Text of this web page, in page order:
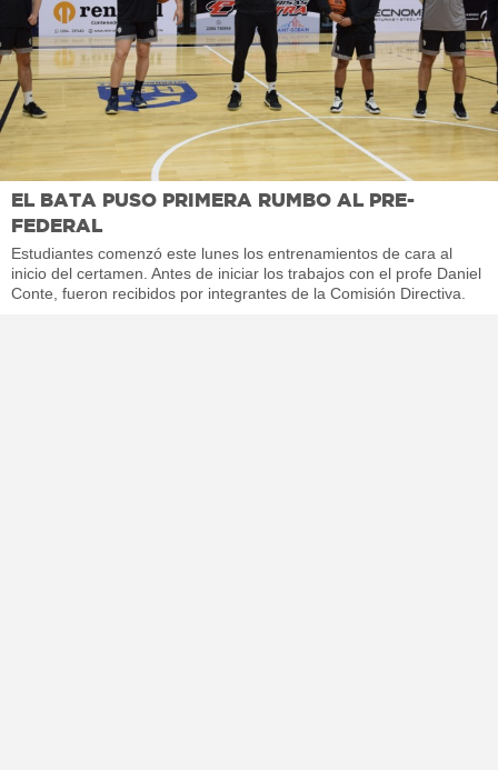
EL BATA PUSO PRIMERA RUMBO AL PRE-
FEDERAL
Estudiantes comenzó este lunes los entrenamientos de cara al
inicio del certamen. Antes de iniciar los trabajos con el profe Daniel
Conte, fueron recibidos por integrantes de la Comisión Directiva.